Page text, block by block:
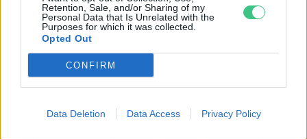
Retention, Sale, and/or Sharing of my
Personal Data that Is Unrelated with the
Purposes for which it was collected.
Opted Out
CONFIRM
Data Deletion Data Access Privacy Policy
Greendex 55:58
Pár éven belül
szivacsvárosokká kellene